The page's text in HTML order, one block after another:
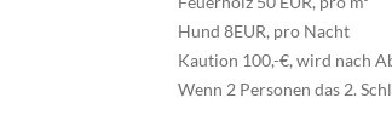
Hund 8EUR, pro Nacht
Kaution 100,-€, wird nach
Wenn 2 Personen das 2.